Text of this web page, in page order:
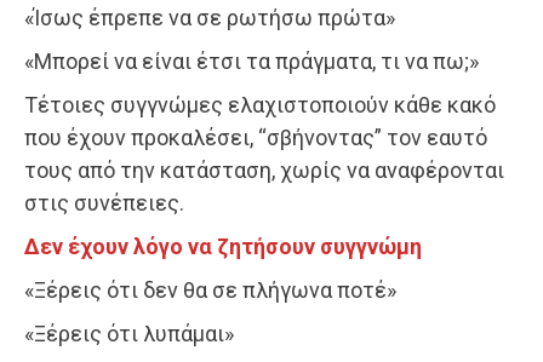
«Ίσως έπρεπε να σε ρωτήσω πρώτα»
«Μπορεί να είναι έτσι τα πράγματα, τι να πω;»
Τέτοιες συγγνώμες ελαχιστοποιούν κάθε κακό
που έχουν προκαλέσει, “σβήνοντας” τον εαυτό
τους από την κατάσταση, χωρίς να αναφέρονται
στις συνέπειες.
Δεν έχουν λόγο να ζητήσουν συγγνώμη
«Ξέρεις ότι δεν θα σε πλήγωνα ποτέ»
«Ξέρεις ότι λυπάμαι»